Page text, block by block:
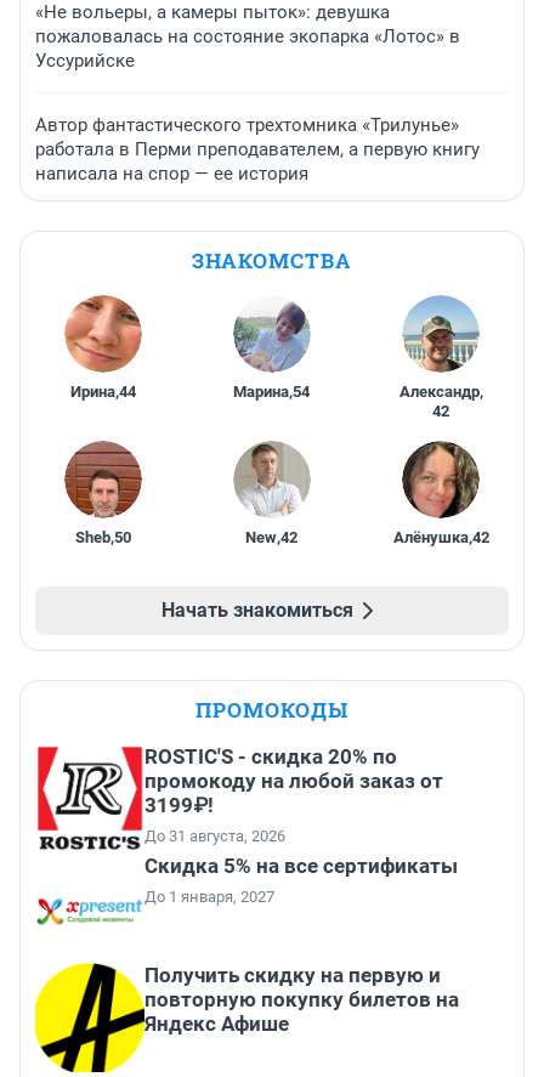
«Не вольеры, а камеры пыток»: девушка
пожаловалась на состояние экопарка «Лотос» в
Уссурийске
Автор фантастического трехтомника «Трилунье»
работала в Перми преподавателем, а первую книгу
написала на спор — ее история
ЗНАКОМСТВА
Ирина,44 Марина,54 Александр,
42
Sheb,50 New,42 Алёнушка,42
Начать знакомиться
ПРОМОКОДЫ
ROSTIC'S - скидка 20% по
промокоду на любой заказ от
3199₽!
До 31 августа, 2026
Скидка 5% на все сертификаты
До 1 января, 2027
Получить скидку на первую и
повторную покупку билетов на
Яндекс Афише